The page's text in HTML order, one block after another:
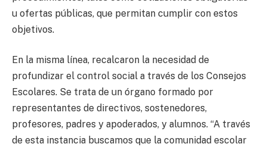
u ofertas públicas, que permitan cumplir con estos
objetivos.
En la misma línea, recalcaron la necesidad de
profundizar el control social a través de los Consejos
Escolares. Se trata de un órgano formado por
representantes de directivos, sostenedores,
profesores, padres y apoderados, y alumnos. “A través
de esta instancia buscamos que la comunidad escolar